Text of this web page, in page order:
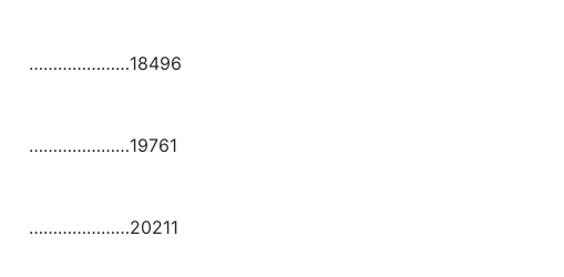
…………………18496
…………………19761
…………………20211